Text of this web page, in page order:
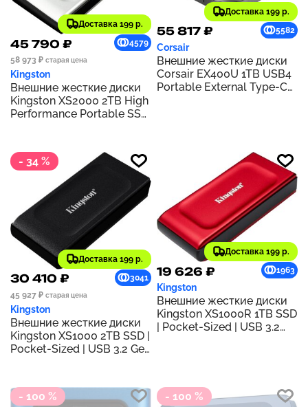
Доставка 199 р.
45 790 ₽
4579
58 973 ₽ старая цена
Kingston
Внешние жесткие диски
Kingston XS2000 2TB High
Performance Portable SSD
Solid State Drive | Up to
2000MB/s |
SXS2000/2000G
Доставка 199 р.
55 817 ₽ 5582
Corsair
Внешние жесткие диски
Corsair EX400U 1TB USB4
Portable External Type-C
Windows PC, iOS Mac –
- 34 %
Доставка 199 р.
30 410 ₽
3041
45 927 ₽ старая цена
Kingston
Внешние жесткие диски
Kingston XS1000 2TB SSD |
Pocket-Sized | USB 3.2 Gen
SXS1000/2000G
Доставка 199 р.
19 626 ₽ 1963
Kingston
Внешние жесткие диски
Kingston XS1000R 1TB SSD
| Pocket-Sized | USB 3.2
- 100 % - 100 %